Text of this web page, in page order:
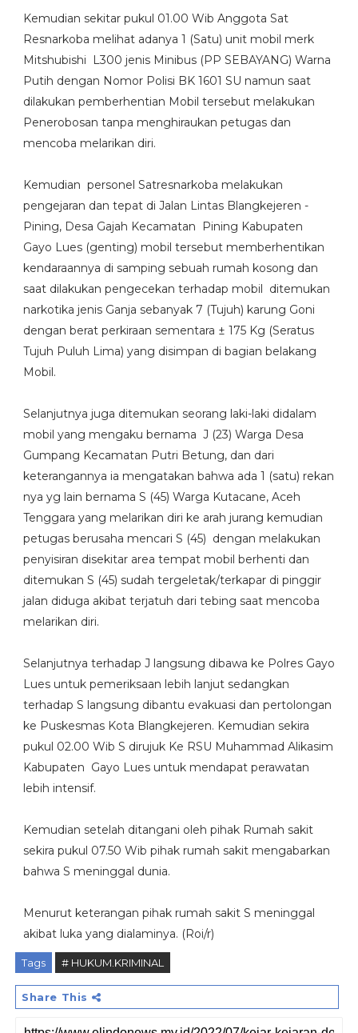
Kemudian sekitar pukul 01.00 Wib Anggota Sat
Resnarkoba melihat adanya 1 (Satu) unit mobil merk
Mitshubishi L300 jenis Minibus (PP SEBAYANG) Warna
Putih dengan Nomor Polisi BK 1601 SU namun saat
dilakukan pemberhentian Mobil tersebut melakukan
Penerobosan tanpa menghiraukan petugas dan
mencoba melarikan diri.
Kemudian personel Satresnarkoba melakukan
pengejaran dan tepat di Jalan Lintas Blangkejeren -
Pining, Desa Gajah Kecamatan Pining Kabupaten
Gayo Lues (genting) mobil tersebut memberhentikan
kendaraannya di samping sebuah rumah kosong dan
saat dilakukan pengecekan terhadap mobil ditemukan
narkotika jenis Ganja sebanyak 7 (Tujuh) karung Goni
dengan berat perkiraan sementara ± 175 Kg (Seratus
Tujuh Puluh Lima) yang disimpan di bagian belakang
Mobil.
Selanjutnya juga ditemukan seorang laki-laki didalam
mobil yang mengaku bernama J (23) Warga Desa
Gumpang Kecamatan Putri Betung, dan dari
keterangannya ia mengatakan bahwa ada 1 (satu) rekan
nya yg lain bernama S (45) Warga Kutacane, Aceh
Tenggara yang melarikan diri ke arah jurang kemudian
petugas berusaha mencari S (45) dengan melakukan
penyisiran disekitar area tempat mobil berhenti dan
ditemukan S (45) sudah tergeletak/terkapar di pinggir
jalan diduga akibat terjatuh dari tebing saat mencoba
melarikan diri.
Selanjutnya terhadap J langsung dibawa ke Polres Gayo
Lues untuk pemeriksaan lebih lanjut sedangkan
terhadap S langsung dibantu evakuasi dan pertolongan
ke Puskesmas Kota Blangkejeren. Kemudian sekira
pukul 02.00 Wib S dirujuk Ke RSU Muhammad Alikasim
Kabupaten Gayo Lues untuk mendapat perawatan
lebih intensif.
Kemudian setelah ditangani oleh pihak Rumah sakit
sekira pukul 07.50 Wib pihak rumah sakit mengabarkan
bahwa S meninggal dunia.
Menurut keterangan pihak rumah sakit S meninggal
akibat luka yang dialaminya. (Roi/r)
Tags # HUKUM.KRIMINAL
Share This